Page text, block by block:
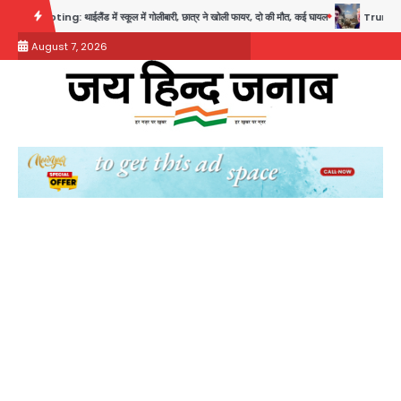
content
थाईलैंड में स्कूल में गोलीबारी, छात्र ने खोली फायर, दो की मौत, कई घायल Trump’s Dual
August 7, 2026